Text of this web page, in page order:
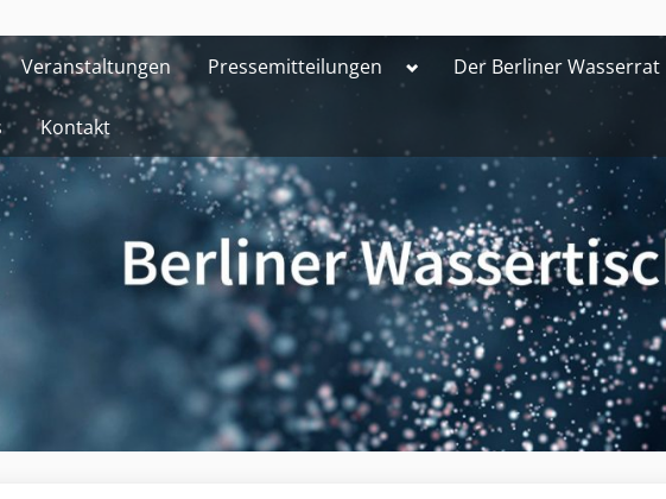
Veranstaltungen Pressemitteilungen ToggleDer Berliner Wasserrat
Kontakt